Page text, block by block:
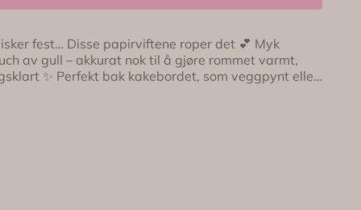
roper det 💕 Myk
av gull – akkurat nok til å gjøre rommet varmt,
veggpynt eller